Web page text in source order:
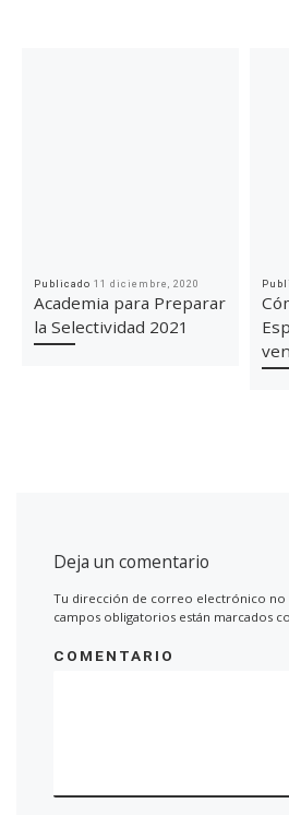
Publicado 11 diciembre, 2020
Academia para Preparar
la Selectividad 2021
Deja un comentario
Tu dirección de correo electrónico no
campos obligatorios están marcados
COMENTARIO